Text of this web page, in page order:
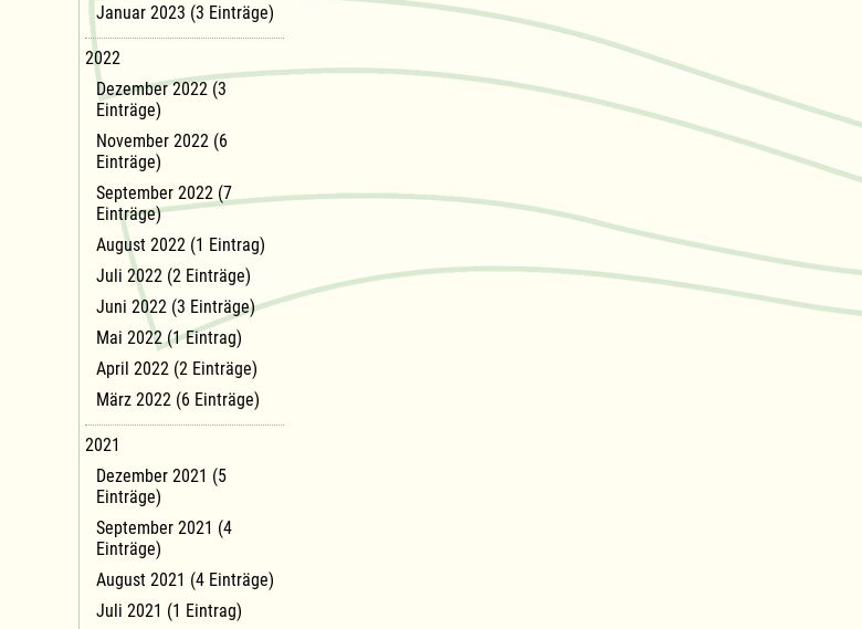
Januar 2023 (3 Einträge)
2022
Dezember 2022 (3
Einträge)
November 2022 (6
Einträge)
September 2022 (7
Einträge)
August 2022 (1 Eintrag)
Juli 2022 (2 Einträge)
Juni 2022 (3 Einträge)
Mai 2022 (1 Eintrag)
April 2022 (2 Einträge)
März 2022 (6 Einträge)
2021
Dezember 2021 (5
Einträge)
September 2021 (4
Einträge)
August 2021 (4 Einträge)
Juli 2021 (1 Eintrag)